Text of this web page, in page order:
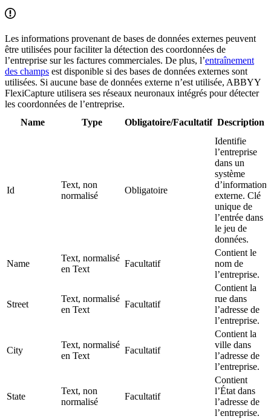
Les informations provenant de bases de données externes peuvent
être utilisées pour faciliter la détection des coordonnées de
l’entreprise sur les factures commerciales. De plus, l’entraînement
des champs est disponible si des bases de données externes sont
utilisées. Si aucune base de données externe n’est utilisée, ABBYY
FlexiCapture utilisera ses réseaux neuronaux intégrés pour détecter
les coordonnées de l’entreprise.
Name
Type Obligatoire/Facultatif Description
Id
Text, non
normalisé
Obligatoire
Identifie
l’entreprise
dans un
système
d’information
externe. Clé
unique de
l’entrée dans
le jeu de
données.
Name
Text, normalisé
en Text
Facultatif
Contient le
nom de
l’entreprise.
Street
Text, normalisé
en Text
Facultatif
Contient la
rue dans
l’adresse de
l’entreprise.
City
Text, normalisé
en Text
Facultatif
Contient la
ville dans
l’adresse de
l’entreprise.
State
Text, non
normalisé
Facultatif
Contient
l’État dans
l’adresse de
l’entreprise.